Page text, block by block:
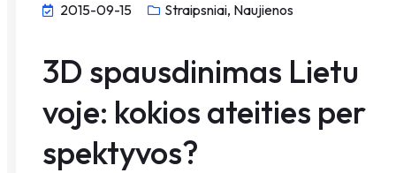
2015-09-15 Straipsniai, Naujienos
3D spausdinimas Lietu
voje: kokios ateities per
spektyvos?